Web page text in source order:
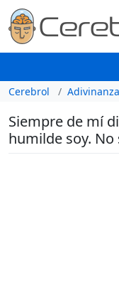
Cerebrol
Siempre de mí
humilde soy. No